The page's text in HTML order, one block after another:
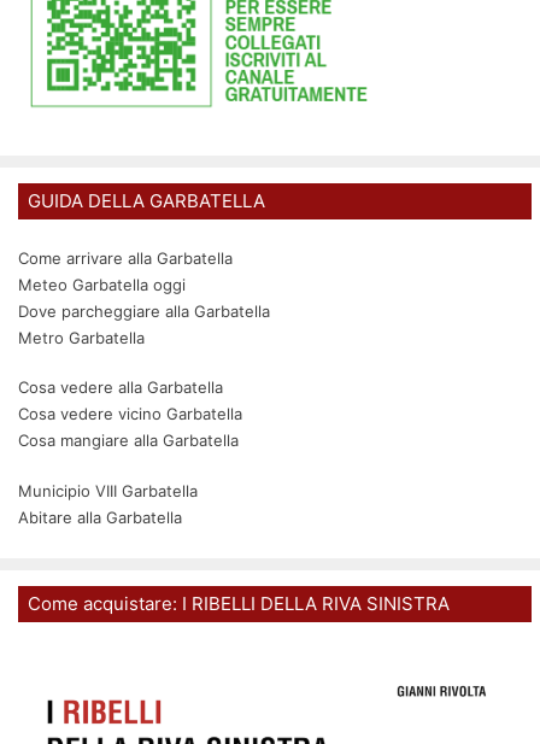
GUIDA DELLA GARBATELLA
Come arrivare alla Garbatella
Meteo Garbatella oggi
Dove parcheggiare alla Garbatella
Metro Garbatella
Cosa vedere alla Garbatella
Cosa vedere vicino Garbatella
Cosa mangiare alla Garbatella
Municipio VIII Garbatella
Abitare alla Garbatella
Come acquistare: I RIBELLI DELLA RIVA SINISTRA